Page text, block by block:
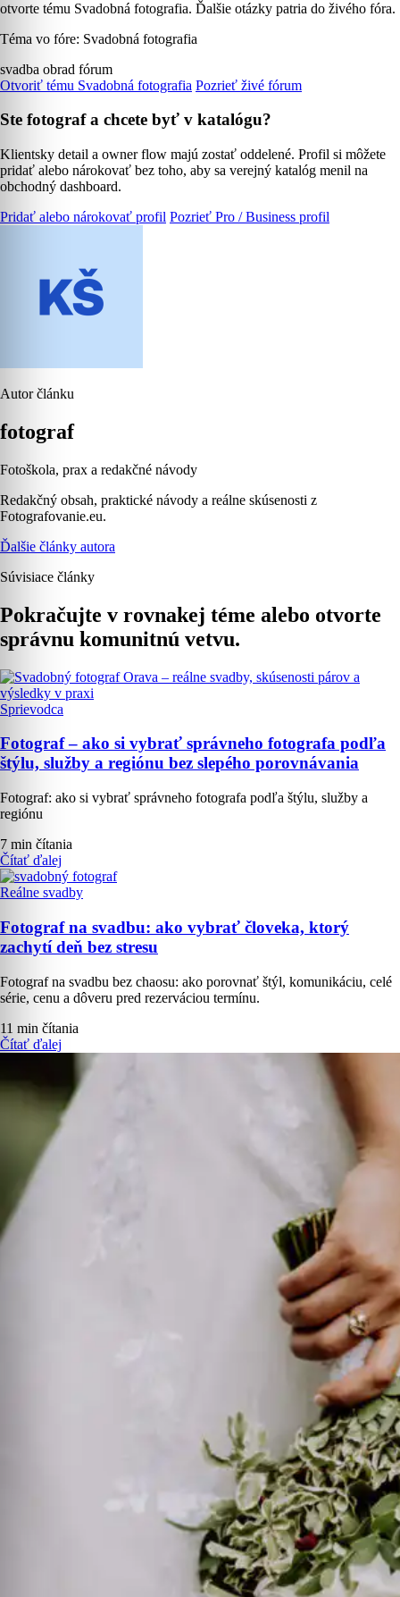
otvorte tému Svadobná fotografia. Ďalšie otázky patria do živého fóra.
Téma vo fóre: Svadobná fotografia
svadba obrad fórum
Otvoriť tému Svadobná fotografia Pozrieť živé fórum
Ste fotograf a chcete byť v katalógu?
Klientsky detail a owner flow majú zostať oddelené. Profil si môžete
pridať alebo nárokovať bez toho, aby sa verejný katalóg menil na
obchodný dashboard.
Pridať alebo nárokovať profil Pozrieť Pro / Business profil
Autor článku
fotograf
Fotoškola, prax a redakčné návody
Redakčný obsah, praktické návody a reálne skúsenosti z
Fotografovanie.eu.
Ďalšie články autora
Súvisiace články
Pokračujte v rovnakej téme alebo otvorte
správnu komunitnú vetvu.
Sprievodca
Fotograf – ako si vybrať správneho fotografa podľa
štýlu, služby a regiónu bez slepého porovnávania
Fotograf: ako si vybrať správneho fotografa podľa štýlu, služby a
regiónu
7 min čítania
Čítať ďalej
Reálne svadby
Fotograf na svadbu: ako vybrať človeka, ktorý
zachytí deň bez stresu
Fotograf na svadbu bez chaosu: ako porovnať štýl, komunikáciu, celé
série, cenu a dôveru pred rezerváciou termínu.
11 min čítania
Čítať ďalej